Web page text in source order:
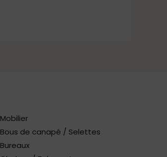
Mobilier
Bous de canapé / Selettes
Bureaux